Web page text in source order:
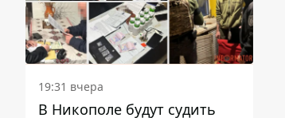
19:31 вчера
В Никополе будут судить